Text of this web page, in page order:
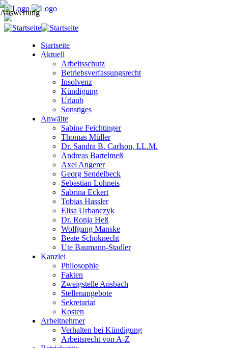
Startseite
Aktuell
Arbeitsschutz
Betriebsverfassungsrecht
Insolvenz
Kündigung
Urlaub
Sonstiges
Anwälte
Sabine Feichtinger
Thomas Müller
Dr. Sandra B. Carlson, LL.M.
Andreas Bartelmeß
Axel Angerer
Georg Sendelbeck
Sebastian Lohneis
Sabrina Eckert
Tobias Hassler
Elisa Urbanczyk
Dr. Ronja Heß
Wolfgang Manske
Beate Schoknecht
Ute Baumann-Stadler
Kanzlei
Philosophie
Fakten
Zweigstelle Ansbach
Stellenangebote
Sekretariat
Kosten
Arbeitnehmer
Verhalten bei Kündigung
Arbeitsrecht von A-Z